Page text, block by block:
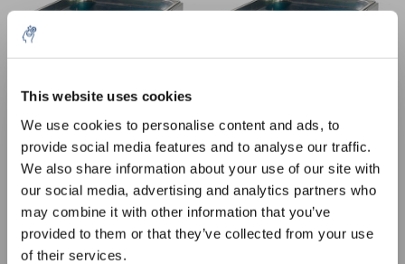
This website uses cookies
We use cookies to personalise content and ads, to
provide social media features and to analyse our traffic.
We also share information about your use of our site with
our social media, advertising and analytics partners who
may combine it with other information that you’ve
provided to them or that they’ve collected from your use
of their services.
Accessori bagno in acciaio
inox, 3,5 l, Bagno 3,5 l
€449,30 IVA Esc.
Accessori bagno in acciaio
inox, 40 l, Bagno 40 l
€2.067,45 IVA Esc.
5% off for your next order
Sign up for our newsletter to stay informed about
our new products, and receive a 10% discount on
your next purchase for all chemical products from
our own brand 😀